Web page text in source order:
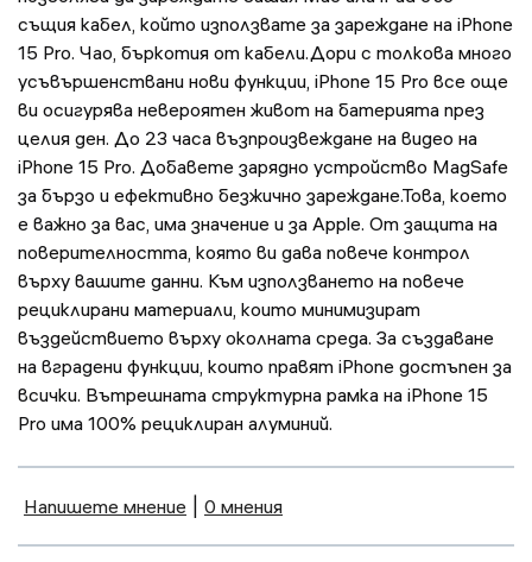
същия кабел, който използвате за зареждане на iPhone
15 Pro. Чао, бъркотия от кабели.Дори с толкова много
усъвършенствани нови функции, iPhone 15 Pro все още
ви осигурява невероятен живот на батерията през
целия ден. До 23 часа възпроизвеждане на видео на
iPhone 15 Pro. Добавете зарядно устройство MagSafe
за бързо и ефективно безжично зареждане.Това, което
е важно за вас, има значение и за Apple. От защита на
поверителността, която ви дава повече контрол
върху вашите данни. Към използването на повече
рециклирани материали, които минимизират
въздействието върху околната среда. За създаване
на вградени функции, които правят iPhone достъпен за
всички. Вътрешната структурна рамка на iPhone 15
Pro има 100% рециклиран алуминий.
Напишете мнение 0 мнения